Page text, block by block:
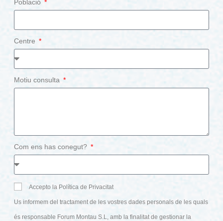
Població
Centre
Motiu consulta
Com ens has conegut?
Accepto la Política de Privacitat
Us informem del tractament de les vostres dades personals de les quals
és responsable Forum Montau S.L, amb la finalitat de gestionar la